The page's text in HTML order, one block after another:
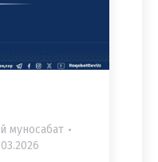
муносабат